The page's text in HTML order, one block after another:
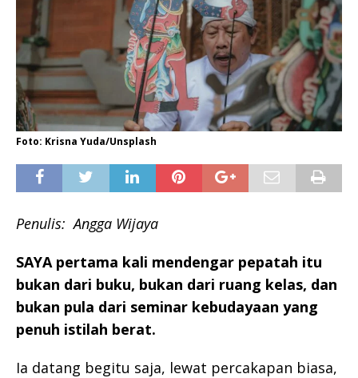
Foto: Krisna Yuda/Unsplash
Penulis: Angga Wijaya
SAYA pertama kali mendengar pepatah itu
bukan dari buku, bukan dari ruang kelas, dan
bukan pula dari seminar kebudayaan yang
penuh istilah berat.
Ia datang begitu saja, lewat percakapan biasa,